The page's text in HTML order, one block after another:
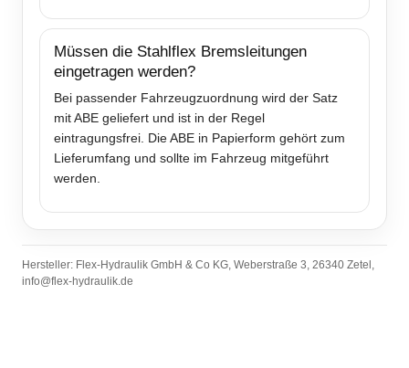
Müssen die Stahlflex Bremsleitungen
eingetragen werden?
Bei passender Fahrzeugzuordnung wird der Satz
mit ABE geliefert und ist in der Regel
eintragungsfrei. Die ABE in Papierform gehört zum
Lieferumfang und sollte im Fahrzeug mitgeführt
werden.
Hersteller: Flex-Hydraulik GmbH & Co KG, Weberstraße 3, 26340 Zetel,
info@flex-hydraulik.de